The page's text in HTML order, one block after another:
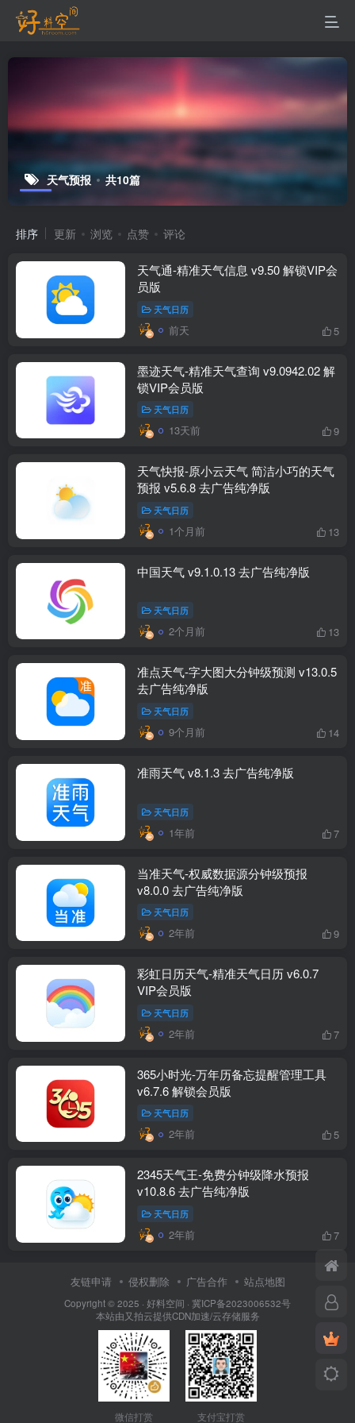
天气预报 共10篇
排序 更新 浏览 点赞 评论
天气通-精准天气信息 v9.50 解锁VIP会
员版
天气日历
前天 5
墨迹天气-精准天气查询 v9.0942.02 解
锁VIP会员版
天气日历
13天前 9
天气快报-原小云天气 简洁小巧的天气
预报 v5.6.8 去广告纯净版
天气日历
1个月前 13
中国天气 v9.1.0.13 去广告纯净版
天气日历
2个月前 13
准点天气-字大图大分钟级预测 v13.0.5
去广告纯净版
天气日历
9个月前 14
准雨天气 v8.1.3 去广告纯净版
天气日历
1年前 7
当准天气-权威数据源分钟级预报
v8.0.0 去广告纯净版
天气日历
2年前 9
彩虹日历天气-精准天气日历 v6.0.7
VIP会员版
天气日历
2年前 7
365小时光-万年历备忘提醒管理工具
v6.7.6 解锁会员版
天气日历
2年前 5
2345天气王-免费分钟级降水预报
v10.8.6 去广告纯净版
天气日历
2年前 7
友链申请 侵权删除 广告合作 站点地图
Copyright © 2025 · 好料空间 · 冀ICP备2023006532号
本站由又拍云提供CDN加速/云存储服务
微信打赏 支付宝打赏